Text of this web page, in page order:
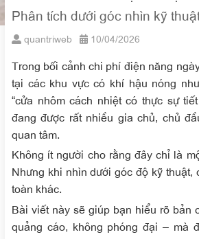
Phân tích dưới góc nhìn kỹ
quantriweb 10/04/2026
Trong bối cảnh chi phí điện năng
tại các khu vực có khí hậu nóng
“cửa nhôm cách nhiệt có thực sự
đang được rất nhiều gia chủ, chủ
quan tâm.
Không ít người cho rằng đây chỉ là
Nhưng khi nhìn dưới góc độ kỹ thuật,
toàn khác.
Bài viết này sẽ giúp bạn hiểu rõ bản
quảng cáo, không phóng đại – mà